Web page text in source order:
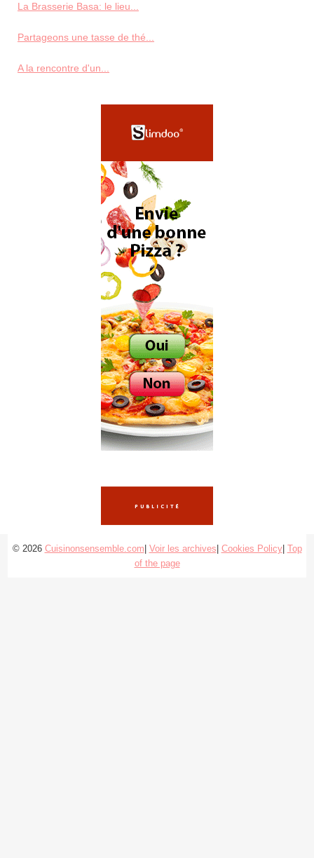
La Brasserie Basa: le lieu...
Partageons une tasse de thé...
A la rencontre d'un...
© 2026 Cuisinonsensemble.com Voir les archives Cookies Policy| Top
of the page